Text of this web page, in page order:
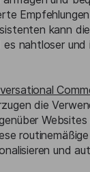
kann
nahtloser
die
routinemäßige
und